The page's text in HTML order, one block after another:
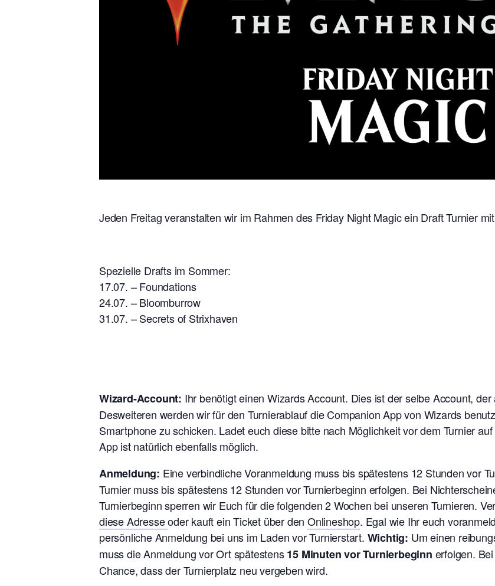
Jeden Freitag veranstalten wir im Rahmen des Friday Night Magic ein Draft Turnier
Spezielle Drafts im Sommer:
17.07. – Foundations
24.07. – Bloomburrow
31.07. – Secrets of Strixhaven
Wizard-Account: Ihr benötigt einen Wizards Account. Dies ist der selbe Account,
Desweiteren werden wir für den Turnierablauf die Companion App von Wizards
Smartphone zu schicken. Ladet euch diese bitte nach Möglichkeit vor dem Turnier
App ist natürlich ebenfalls möglich.
Anmeldung: Eine verbindliche Voranmeldung muss bis spätestens 12 Stunden vor
Turnier muss bis spätestens 12 Stunden vor Turnierbeginn erfolgen. Bei
Turnierbeginn sperren wir Euch für die folgenden 2 Wochen bei unseren Turnieren. V
diese Adresseoder kauft ein Ticket über denOnlineshop. Egal wie Ihr euch
persönliche Anmeldung bei uns im Laden vor Turnierstart. Wichtig: Um einen
muss die Anmeldung vor Ort spätestens15 Minuten vor Turnierbeginn erfolgen.
Chance, dass der Turnierplatz neu vergeben wird.